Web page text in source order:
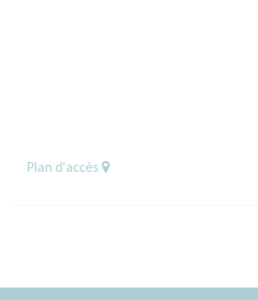
Plan d'accès